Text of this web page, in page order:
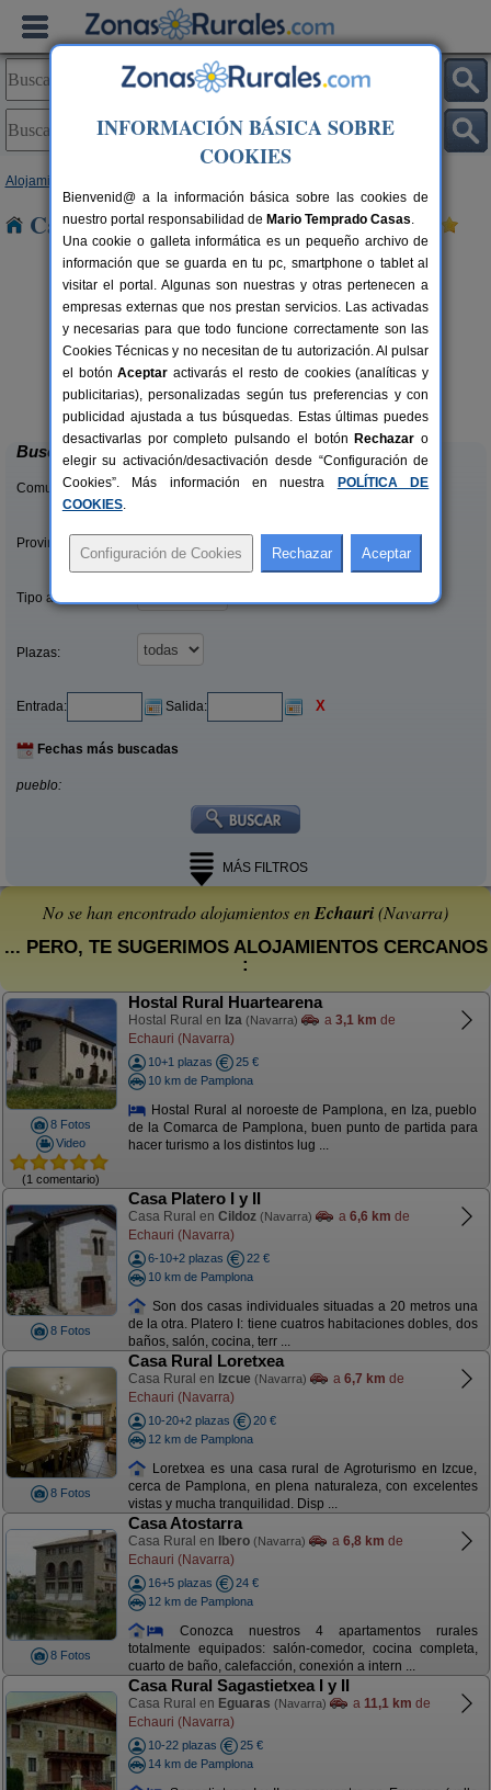
Alojamientos
Casas Rurales cerca de Echauri
200+10 pers.
desde20 €
Camping Bardenas
Villafranca (Navarra)
Buscar
Comunidades:
Provincias/Islas:
Tipo alquiler:
Plazas:
Entrada: Salida: X
Fechas más buscadas
pueblo:
MÁS FILTROS
No se han encontrado alojamientos enEchauri(Navarra)
... PERO, TE SUGERIMOS ALOJAMIENTOS CERCANOS
:
8 Fotos
Video
(1 comentario)
Hostal Rural Huartearena
Hostal Rural en Iza (Navarra) a 3,1 km de
Echauri (Navarra)
10+1 plazas
25 €
10 km de Pamplona
Hostal Rural al noroeste de Pamplona, en Iza, pueblo
de la Comarca de Pamplona, buen punto de partida para
hacer turismo a los distintos lug ...
8 Fotos
Casa Platero I y II
Casa Rural en Cildoz (Navarra) a 6,6 km de
Echauri (Navarra)
6-10+2 plazas
22 €
10 km de Pamplona
Son dos casas individuales situadas a 20 metros una
de la otra. Platero I: tiene cuatros habitaciones dobles, dos
baños, salón, cocina, terr ...
8 Fotos
Casa Rural Loretxea
Casa Rural en Izcue (Navarra) a 6,7 km de
Echauri (Navarra)
10-20+2 plazas
20 €
12 km de Pamplona
Loretxea es una casa rural de Agroturismo en Izcue,
cerca de Pamplona, en plena naturaleza, con excelentes
vistas y mucha tranquilidad. Disp ...
8 Fotos
Casa Atostarra
Casa Rural en Ibero (Navarra) a 6,8 km de
Echauri (Navarra)
16+5 plazas
24 €
12 km de Pamplona
Conozca nuestros 4 apartamentos rurales
totalmente equipados: salón-comedor, cocina completa,
cuarto de baño, calefacción, conexión a intern ...
Casa Rural Sagastietxea I y II
Casa Rural en Eguaras (Navarra) a 11,1 km de
Echauri (Navarra)
10-22 plazas
25 €
14 km de Pamplona
INFORMACIÓN BÁSICA SOBRE
COOKIES
Bienvenid@ a la información básica sobre las cookies de
nuestro portal responsabilidad de Mario Temprado Casas.
Una cookie o galleta informática es un pequeño archivo de
información que se guarda en tu pc, smartphone o tablet al
visitar el portal. Algunas son nuestras y otras pertenecen a
empresas externas que nos prestan servicios. Las activadas
y necesarias para que todo funcione correctamente son las
Cookies Técnicas y no necesitan de tu autorización. Al pulsar
el botónAceptar activarás el resto de cookies (analíticas y
publicitarias), personalizadas según tus preferencias y con
publicidad ajustada a tus búsquedas. Estas últimas puedes
desactivarlas por completo pulsando el botón Rechazar o
elegir su activación/desactivación desde “Configuración de
Cookies”. Más información en nuestra
POLÍTICA DE
COOKIES.